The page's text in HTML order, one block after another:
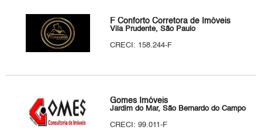
F Conforto Corretora de Imóveis
Vila Prudente, São Paulo
CRECI: 158.244-F
Gomes Imóveis
Jardim do Mar, São Bernardo do Campo
CRECI: 99.011-F